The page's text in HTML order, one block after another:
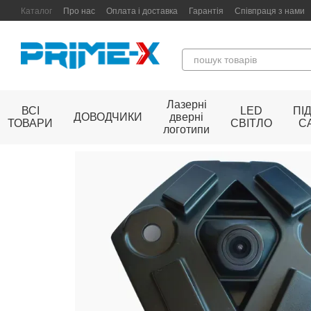
Перейти до основного контенту
Каталог Про нас Оплата і доставка Гарантія Співпраця з нами
ВСІ
ТОВАРИ
ДОВОДЧИКИ
Лазерні
дверні
логотипи
LED
СВІТЛО